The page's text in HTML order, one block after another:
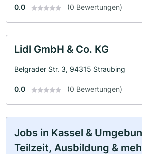
0.0 (0 Bewertungen)
Lidl GmbH & Co. KG
Belgrader Str. 3, 94315 Straubing
0.0 (0 Bewertungen)
Jobs in Kassel &
Teilzeit, Ausbildung &